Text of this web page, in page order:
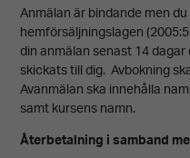
Anmälan är bindande men
hemförsäljningslagen
din anmälan senast 14
skickats till dig. Avbokning
Avanmälan ska innehålla
samt kursens namn.
Återbetalning i samband